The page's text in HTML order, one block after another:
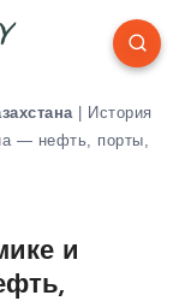
| История
— нефть, порты,
и